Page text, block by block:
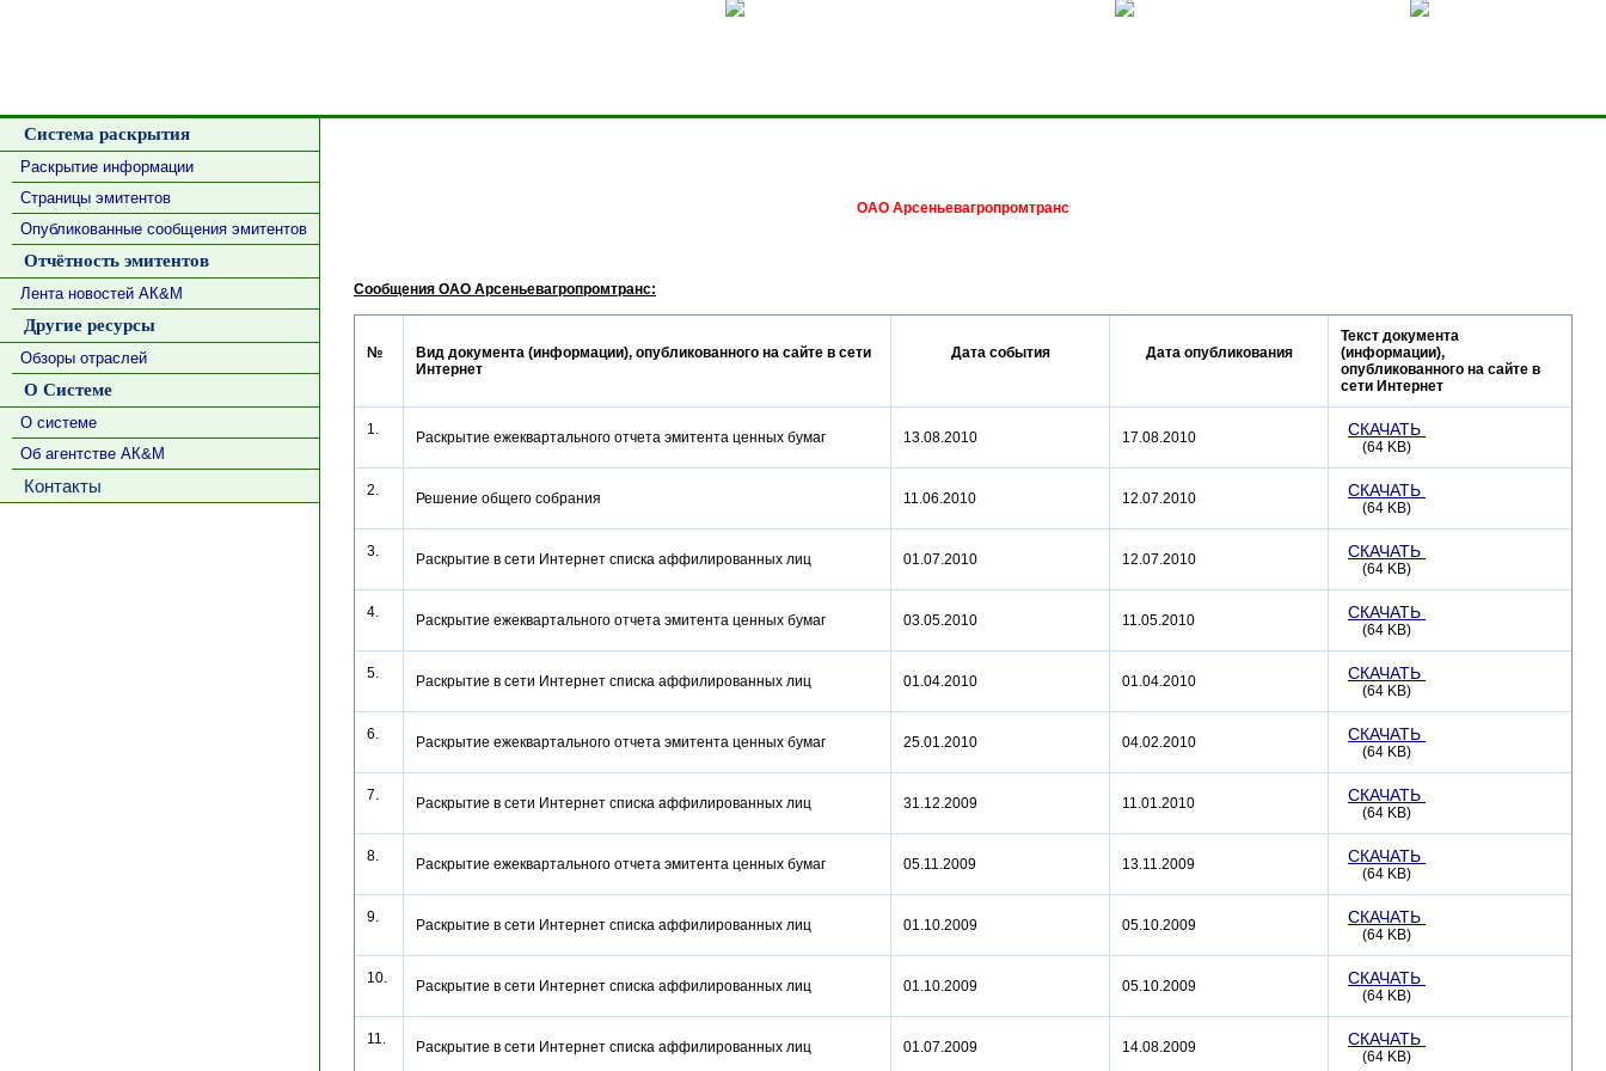
Система раскрытия
Раскрытие информации
Страницы эмитентов
Опубликованные сообщения эмитентов
Отчётность эмитентов
Лента новостей АК&М
Другие ресурсы
Обзоры отраслей
О Системе
О системе
Об агентстве АК&М
Контакты
ОАО Арсеньевагропромтранс
Сообщения ОАО Арсеньевагропромтранс:
№
Вид документа (информации), опубликованного на сайте в сети
Интернет
Дата события Дата опубликования
Текст документа
(информации),
опубликованного на сайте в
сети Интернет
1. Раскрытие ежеквартального отчета эмитента ценных бумаг 13.08.2010 17.08.2010 СКАЧАТЬ
(64 KB)
2. Решение общего собрания 11.06.2010 12.07.2010 СКАЧАТЬ
(64 KB)
3. Раскрытие в сети Интернет списка аффилированных лиц 01.07.2010 12.07.2010 СКАЧАТЬ
(64 KB)
4. Раскрытие ежеквартального отчета эмитента ценных бумаг 03.05.2010 11.05.2010 СКАЧАТЬ
(64 KB)
5. Раскрытие в сети Интернет списка аффилированных лиц 01.04.2010 01.04.2010 СКАЧАТЬ
(64 KB)
6. Раскрытие ежеквартального отчета эмитента ценных бумаг 25.01.2010 04.02.2010 СКАЧАТЬ
(64 KB)
7. Раскрытие в сети Интернет списка аффилированных лиц 31.12.2009 11.01.2010 СКАЧАТЬ
(64 KB)
8. Раскрытие ежеквартального отчета эмитента ценных бумаг 05.11.2009 13.11.2009 СКАЧАТЬ
(64 KB)
9. Раскрытие в сети Интернет списка аффилированных лиц 01.10.2009 05.10.2009 СКАЧАТЬ
(64 KB)
10. Раскрытие в сети Интернет списка аффилированных лиц 01.10.2009 05.10.2009 СКАЧАТЬ
(64 KB)
11. Раскрытие в сети Интернет списка аффилированных лиц 01.07.2009 14.08.2009 СКАЧАТЬ
(64 KB)